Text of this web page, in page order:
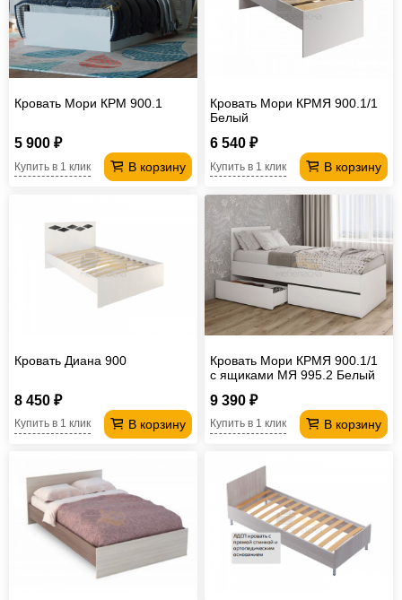
мебель
Столы
под
компьютер
Мебель
для
ванной
Мебель
трансформер
Матрасы
Кресла-
мешки
Мебель
ротанга
мебель
Косметологическое
оборудование
Кровать Мори КРМ 900.1
5 900 ₽
В корзину
Купить в 1 клик
Кровать Мори КРМЯ 900.1/1
Белый
6 540 ₽
В корзину
Купить в 1 клик
Кровать Диана 900
8 450 ₽
В корзину
Купить в 1 клик
Кровать Мори КРМЯ 900.1/1
с ящиками МЯ 995.2 Белый
9 390 ₽
В корзину
Купить в 1 клик